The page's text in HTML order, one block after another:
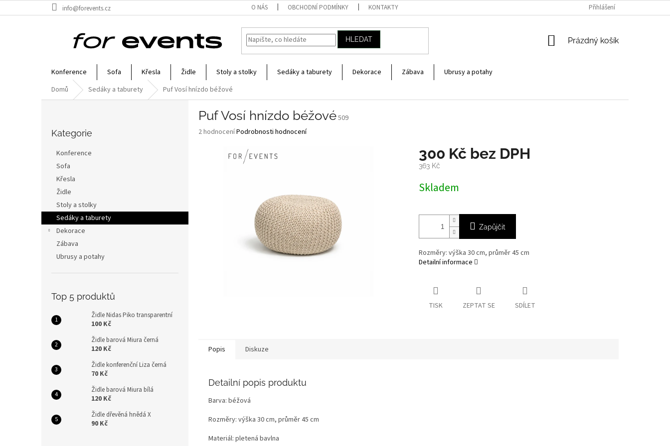
na
info@forevents.cz O NÁS OBCHODNÍ PODMÍNKY KONTAKTY Přihlášení
HLEDAT
NÁKUPNÍ
Prázdný košík
Konference Sofa Křesla Židle Stoly a stolky Sedáky a taburety Dekorace Zábava
Ubrusy a potahy
Domů
Sedáky a taburety Puf Vosí hnízdo béžové
a
n
kategorie
Kategorie
Konference
Sofa
Křesla
Židle
Stoly a stolky
Sedáky a taburety
Dekorace
Zábava
Ubrusy a potahy
Top 5 produktů
Židle Nidas Piko transparentní
100 Kč
Židle barová Miura černá
120 Kč
Židle konferenční Liza černá
70 Kč
Židle barová Miura bílá
120 Kč
Židle dřevěná hnědá X
90 Kč
Puf Vosí hnízdo béžové509
Průměrné
2 hodnoceníPodrobnosti hodnocení
300 Kč bez DPH
363 Kč
cena:
Skladem
Zapůjčit
Rozměry: výška 30 cm, průměr 45 cm
Detailní informace
TISK ZEPTAT SE SDÍLET
Popis Diskuze
Detailní popis produktu
Barva: béžová
Rozměry: výška 30 cm, průměr 45 cm
Materiál: pletená bavlna